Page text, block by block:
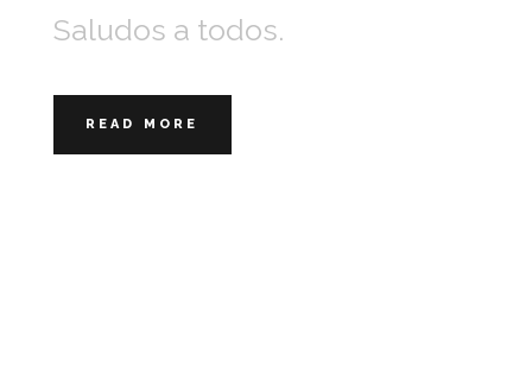
Saludos a todos.
READ MORE